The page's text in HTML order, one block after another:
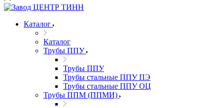
Каталог
Каталог
Трубы ППУ
Трубы ППУ
Трубы стальные ППУ ПЭ
Трубы стальные ППУ ОЦ
Трубы ППМ (ППМИ)